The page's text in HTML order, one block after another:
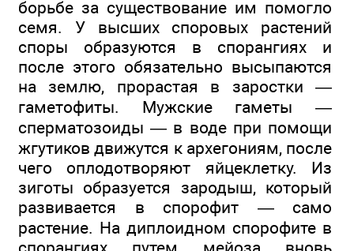
борьбе за существование им помогло
семя. У высших споровых растений
споры образуются в спорангиях и
после этого обязательно высыпаются
на землю, прорастая в заростки —
гаметофиты. Мужские гаметы —
сперматозоиды — в воде при помощи
жгутиков движутся к архегониям, после
чего оплодотворяют яйцеклетку. Из
зиготы образуется зародыш, который
развивается в спорофит — само
растение. На диплоидном спорофите в